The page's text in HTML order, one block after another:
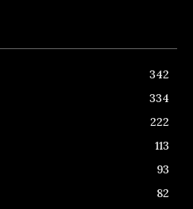
342
334
222
113
93
82